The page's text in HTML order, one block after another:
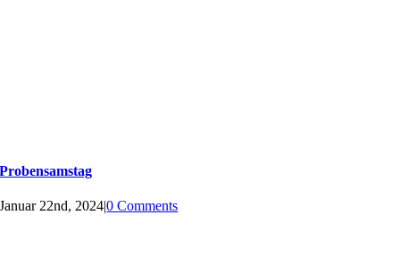
Probensamstag
Januar 22nd, 2024|0 Comments